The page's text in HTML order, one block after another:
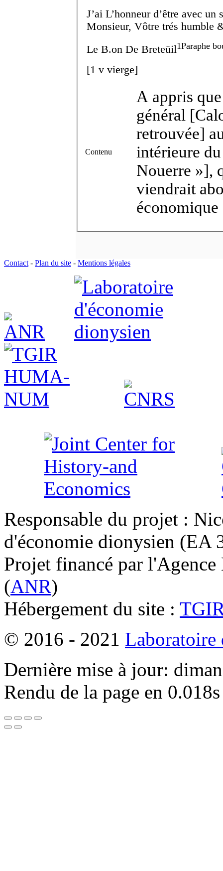
J’ai L’honneur d’être avec un
Monsieur, Vôtre trés humble
Le B.on De Breteüil1Paraphe
[1 v vierge]
Contenu
A appris
général
retrouvée]
intérieure
Nouerre »],
viendrait
Contact - Plan du site - Mentions légales
Responsable du projet :
d'économie dionysien
Projet financé par l'Agence
(ANR)
Hébergement du site :
© 2016 - 2021 Laboratoire
Dernière mise à jour:
Rendu de la page en 0.018s